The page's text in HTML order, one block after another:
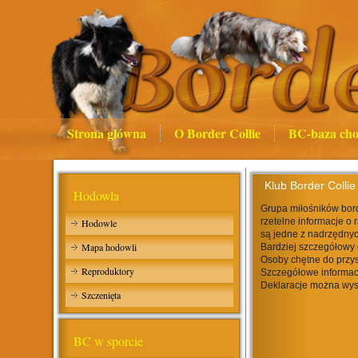
Strona główna O Border Collie BC-baza
Hodowla
Hodowle
Mapa hodowli
Reproduktory
Szczenięta
BC w sporcie
Klub Border Collie
Grupa miłośników
rzetelne informacje o
są jedne z
Bardziej
Osoby chętne do
Szczegółowe
Deklaracje można